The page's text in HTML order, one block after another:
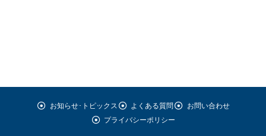
お知らせ･トピックス よくある質問
お問い合わせ
プライバシーポリシー